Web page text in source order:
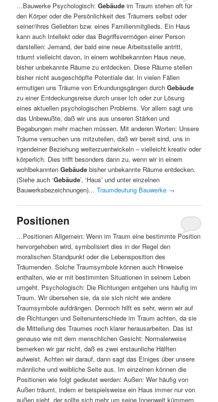
…Bauwerke Psychologisch:Gebäude im Traum stehen oft für
den Körper oder die Persönlichkeit des Träumers selbst oder
seiner/ihres Geliebten bzw. eines Familienmitglieds. Ein Haus
kann auch Intellekt oder das Begriffsvermögen einer Person
darstellen: Jemand, der bald eine neue Arbeitsstelle antritt,
träumt vielleicht davon, in einem wohlbekannten Haus neue,
bisher unbekannte Räume zu entdecken. Diese Räume stellen
bisher nicht ausgeschöpfte Potentiale dar. In vielen Fällen
ermutigen uns Träume von Erkundungsgängen durchGebäude
zu einer Entdeckungsreise durch unser Ich oder zur Lösung
eines aktuellen psychologischen Problems. Vor allem sagt uns
das Unbewußte, daß wir uns aus unseren Stärken und
Begabungen mehr machen müssen. Mit anderen Worten: Unsere
Träume versuchen uns mitzuteilen, daß wir bereit sind, uns in
irgendeiner Beziehung weiterzuentwickeln – vielleicht kreativ oder
körperlich. Dies trifft besonders dann zu, wenn wir in einem
wohlbekanntenGebäude bisher unbekannte Räume entdecken.
(Siehe auch ‘Gebäude’, ‘Haus’ und unter einzelnen
Bauwerksbezeichnungen)…Traumdeutung Bauwerke →
Positionen
…Positionen Allgemein: Wenn im Traum eine bestimmte Position
hervorgehoben wird, symbolisiert dies in der Regel den
moralischen Standpunkt oder die Lebensposition des
Träumenden. Solche Traumsymbole können auch Hinweise
enthalten, wie er mit bestimmten Situationen in seinem Leben
umgeht. Psychologisch: Die Richtungen entgehen uns häufig im
Traum. Wir übersehen sie, da sie sich nicht wie andere
Traumsymbole aufdrängen. Dennoch hilft es sehr, wenn wir auf
die Richtungen und Seitenunterschiede im Traum achten, da sie
die Mitteilung des Traumes noch klarer herausarbeiten. Das ist
genauso wie mit dem menschlichen Gesicht: Normalerweise
bemerken wir gar nicht, daß es zwei erstaunliche Hälften
aufweist. Achten wir darauf, dann sagt das Einiges über unsere
männliche und weibliche Seite aus. Im einzelnen können die
Positionen wie folgt gedeutet werden: Außen: Wer häufig von
Außen träumt, indem er beispielsweise ein Haus immer nur von
außen sieht, der sollte sich mehr um seine Innenwelt kümmern.